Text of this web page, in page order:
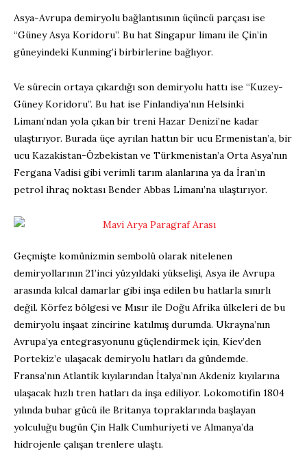
Asya-Avrupa demiryolu bağlantısının üçüncü parçası ise
“Güney Asya Koridoru”. Bu hat Singapur limanı ile Çin’in
güneyindeki Kunming’i birbirlerine bağlıyor.
Ve sürecin ortaya çıkardığı son demiryolu hattı ise “Kuzey-
Güney Koridoru”. Bu hat ise Finlandiya’nın Helsinki
Limanı’ndan yola çıkan bir treni Hazar Denizi’ne kadar
ulaştırıyor. Burada üçe ayrılan hattın bir ucu Ermenistan’a, bir
ucu Kazakistan-Özbekistan ve Türkmenistan’a Orta Asya’nın
Fergana Vadisi gibi verimli tarım alanlarına ya da İran’ın
petrol ihraç noktası Bender Abbas Limanı’na ulaştırıyor.
Geçmişte komünizmin sembolü olarak nitelenen
demiryollarının 21’inci yüzyıldaki yükselişi, Asya ile Avrupa
arasında kılcal damarlar gibi inşa edilen bu hatlarla sınırlı
değil. Körfez bölgesi ve Mısır ile Doğu Afrika ülkeleri de bu
demiryolu inşaat zincirine katılmış durumda. Ukrayna’nın
Avrupa’ya entegrasyonunu güçlendirmek için, Kiev’den
Portekiz’e ulaşacak demiryolu hatları da gündemde.
Fransa’nın Atlantik kıyılarından İtalya’nın Akdeniz kıyılarına
ulaşacak hızlı tren hatları da inşa ediliyor. Lokomotifin 1804
yılında buhar gücü ile Britanya topraklarında başlayan
yolculuğu bugün Çin Halk Cumhuriyeti ve Almanya’da
hidrojenle çalışan trenlere ulaştı.